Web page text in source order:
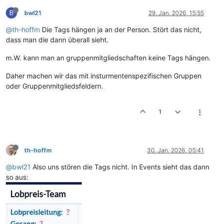
B bwl21 29. Jan. 2026, 15:55
@th-hoffm Die Tags hängen ja an der Person. Stört das nicht,
dass man die dann überall sieht.
m.W. kann man an gruppenmitgliedschaften keine Tags hängen.
Daher machen wir das mit insturmentenspezifischen Gruppen
oder Gruppenmitgliedsfeldern.
1
th-hoffm 30. Jan. 2026, 05:41
@bwl21 Also uns stören die Tags nicht. In Events sieht das dann
so aus: